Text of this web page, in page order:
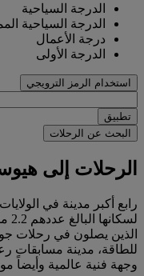
الدرجة السياحية
الدرجة السياحية
درجة الأعمال
الدرجة الأولى
استخدام الرمز الترويجي
تطبيق
البحث عن الرحلات
الرحلات إلى
رابع أكبر مدينة في
الذين يصلون في رحلات
للطاقة، مدينة مسابقات
وجهة فنية عالمية